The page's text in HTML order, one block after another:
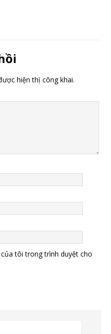
hiện thị công khai.
tôi trong trình duyệt cho